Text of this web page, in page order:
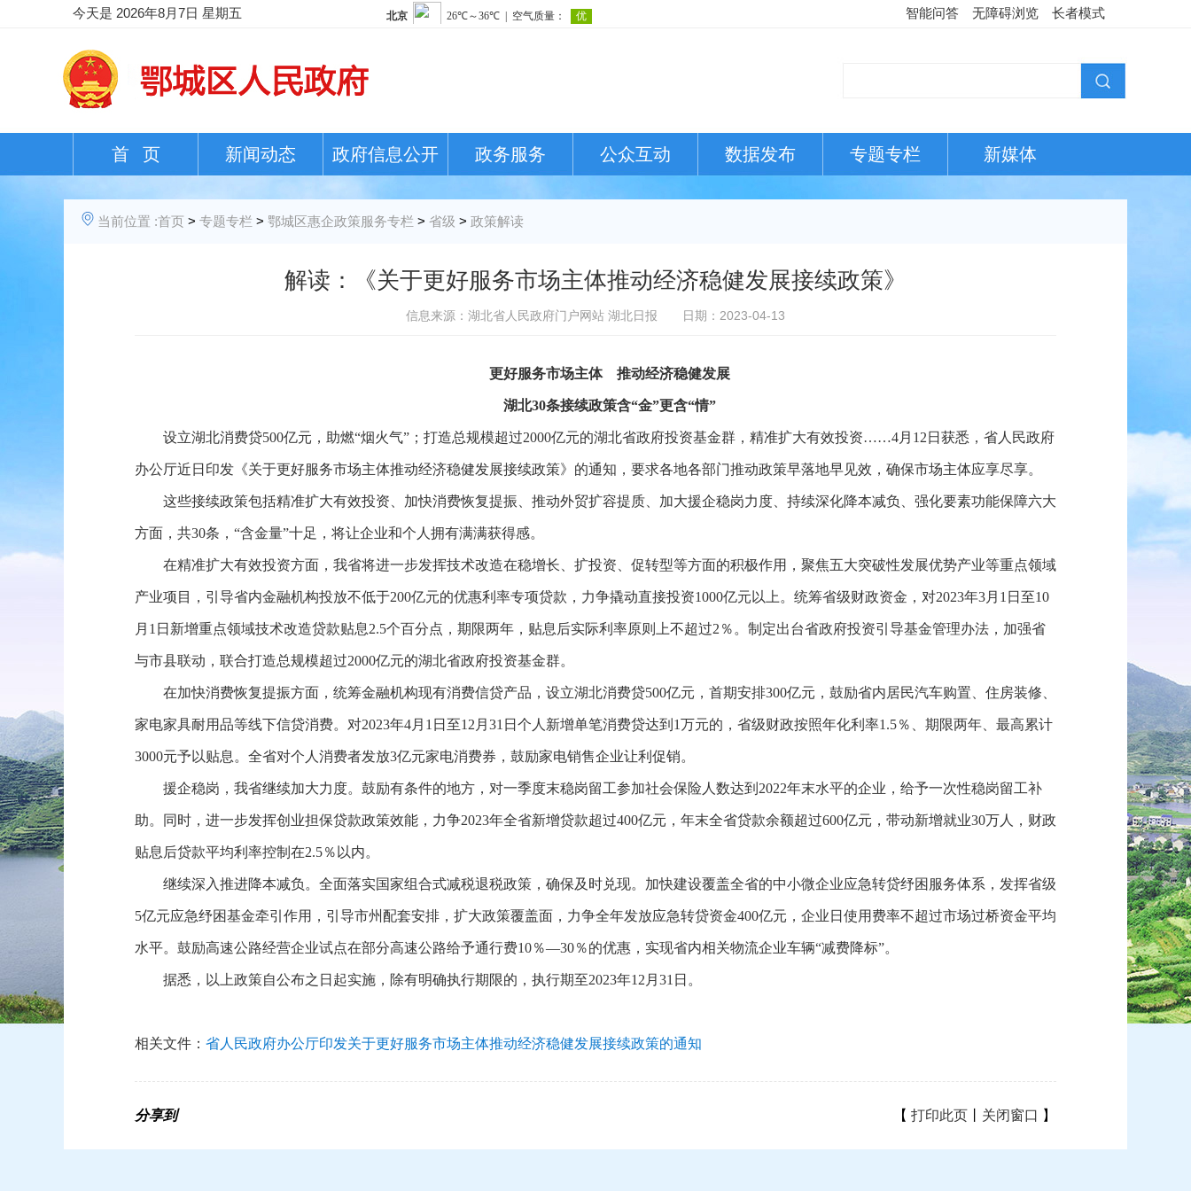
今天是 2026年8月7日 星期五 智能问答 无障碍浏览 长者模式
首 页 新闻动态 政府信息公开 政务服务 公众互动 数据发布 专题专栏 新媒体
当前位置 :首页 > 专题专栏 > 鄂城区惠企政策服务专栏 > 省级 > 政策解读
解读：《关于更好服务市场主体推动经济稳健发展接续政策》
信息来源：湖北省人民政府门户网站 湖北日报 日期：2023-04-13
更好服务市场主体 推动经济稳健发展
湖北30条接续政策含“金”更含“情”
设立湖北消费贷500亿元，助燃“烟火气”；打造总规模超过2000亿元的湖北省政府投资基金群，精准扩大有效投资……4月12日获悉，省人民政府
办公厅近日印发《关于更好服务市场主体推动经济稳健发展接续政策》的通知，要求各地各部门推动政策早落地早见效，确保市场主体应享尽享。
这些接续政策包括精准扩大有效投资、加快消费恢复提振、推动外贸扩容提质、加大援企稳岗力度、持续深化降本减负、强化要素功能保障六大
方面，共30条，“含金量”十足，将让企业和个人拥有满满获得感。
在精准扩大有效投资方面，我省将进一步发挥技术改造在稳增长、扩投资、促转型等方面的积极作用，聚焦五大突破性发展优势产业等重点领域
产业项目，引导省内金融机构投放不低于200亿元的优惠利率专项贷款，力争撬动直接投资1000亿元以上。统筹省级财政资金，对2023年3月1日至10
月1日新增重点领域技术改造贷款贴息2.5个百分点，期限两年，贴息后实际利率原则上不超过2％。制定出台省政府投资引导基金管理办法，加强省
与市县联动，联合打造总规模超过2000亿元的湖北省政府投资基金群。
在加快消费恢复提振方面，统筹金融机构现有消费信贷产品，设立湖北消费贷500亿元，首期安排300亿元，鼓励省内居民汽车购置、住房装修、
家电家具耐用品等线下信贷消费。对2023年4月1日至12月31日个人新增单笔消费贷达到1万元的，省级财政按照年化利率1.5％、期限两年、最高累计
3000元予以贴息。全省对个人消费者发放3亿元家电消费券，鼓励家电销售企业让利促销。
援企稳岗，我省继续加大力度。鼓励有条件的地方，对一季度末稳岗留工参加社会保险人数达到2022年末水平的企业，给予一次性稳岗留工补
助。同时，进一步发挥创业担保贷款政策效能，力争2023年全省新增贷款超过400亿元，年末全省贷款余额超过600亿元，带动新增就业30万人，财政
贴息后贷款平均利率控制在2.5％以内。
继续深入推进降本减负。全面落实国家组合式减税退税政策，确保及时兑现。加快建设覆盖全省的中小微企业应急转贷纾困服务体系，发挥省级
5亿元应急纾困基金牵引作用，引导市州配套安排，扩大政策覆盖面，力争全年发放应急转贷资金400亿元，企业日使用费率不超过市场过桥资金平均
水平。鼓励高速公路经营企业试点在部分高速公路给予通行费10％—30％的优惠，实现省内相关物流企业车辆“减费降标”。
据悉，以上政策自公布之日起实施，除有明确执行期限的，执行期至2023年12月31日。
相关文件： 省人民政府办公厅印发关于更好服务市场主体推动经济稳健发展接续政策的通知
分享到 【 打印此页 关闭窗口 】